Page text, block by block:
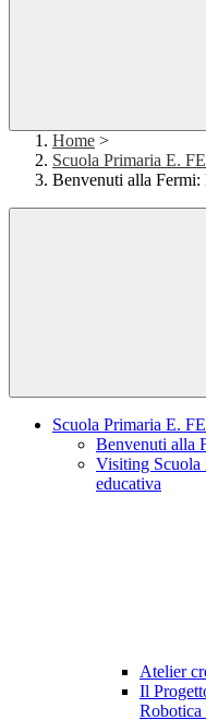
Home >
Scuola Primaria E.
Benvenuti alla Fermi:
Scuola Primaria E.
Benvenuti alla
Visiting Scuola
educativa
Atelier
Il
Robotica